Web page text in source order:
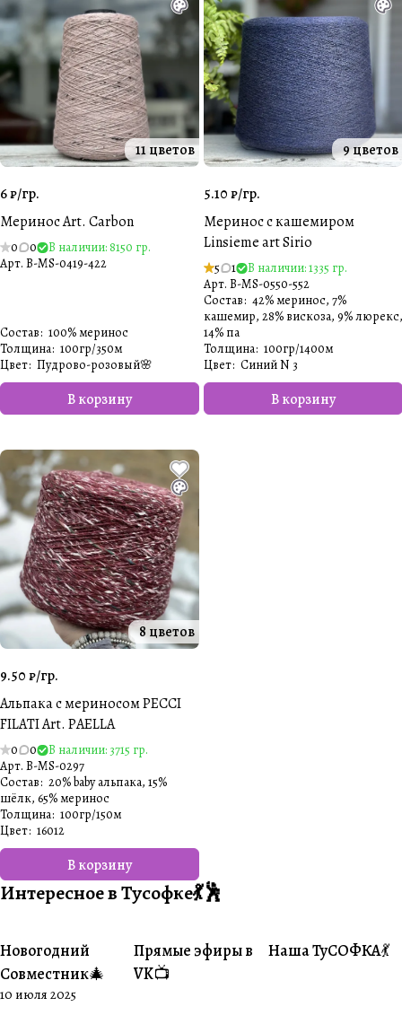
11 цветов
6 ₽/гр.
Меринос Art. Carbon
0 0
В наличии: 8150 гр.
Арт. B-MS-0419-422
В корзину
Состав: 100% меринос
Толщина: 100гр/350м
Цвет: Пудрово-розовый🌸
9 цветов
5.10 ₽/гр.
Меринос с кашемиром
Linsieme art Sirio
5 1
В наличии: 1335 гр.
Арт. B-MS-0550-552
В корзину
Состав: 42% меринос, 7%
кашемир, 28% вискоза, 9% люрекс,
14% па
Толщина: 100гр/1400м
Цвет: Синий N 3
8 цветов
9.50 ₽/гр.
Альпака с мериносом PECCI
FILATI Art. PAELLA
0 0
В наличии: 3715 гр.
Арт. B-MS-0297
В корзину
Состав: 20% baby альпака, 15%
шёлк, 65% меринос
Толщина: 100гр/150м
Цвет: 16012
Интересное в Тусофке💃🕺
#Совместники
Новогодний
Совместник🎄
10 июля 2025
#Житуха
Прямые эфиры в
VK📺
#Совместники
Наша ТуСОФКА💃